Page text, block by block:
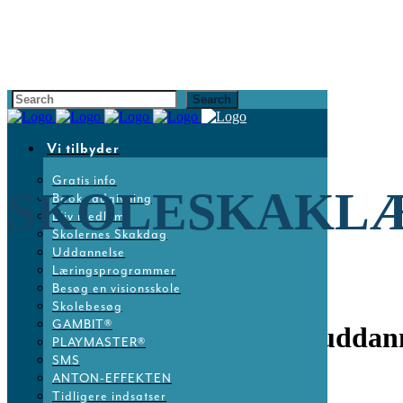
Vi tilbyder
Gratis info
Book rådgivning
Bliv medlem
Skolernes Skakdag
Uddannelse
Læringsprogrammer
Besøg en visionsskole
Skolebesøg
GAMBIT®
PLAYMASTER®
SMS
ANTON-EFFEKTEN
Tidligere indsatser
15 majSkoleskaklærer-
Posted at 14:04hinNyheder